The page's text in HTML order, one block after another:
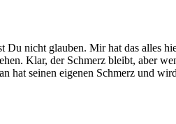
nicht glauben. Mir hat das alles
Klar, der Schmerz bleibt, aber
hat seinen eigenen Schmerz und